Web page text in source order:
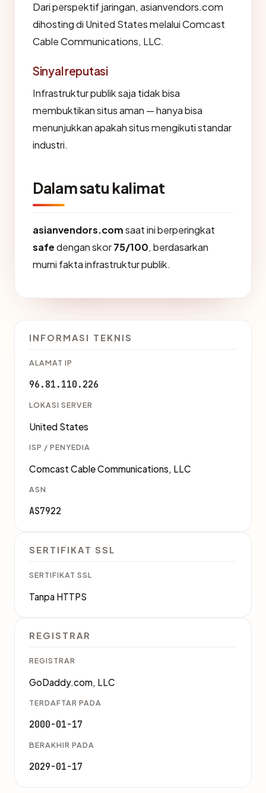
Dari perspektif jaringan, asianvendors.com
dihosting di United States melalui Comcast
Cable Communications, LLC.
Sinyal reputasi
Infrastruktur publik saja tidak bisa
membuktikan situs aman — hanya bisa
menunjukkan apakah situs mengikuti standar
industri.
Dalam satu kalimat
asianvendors.comsaat ini berperingkat
safedengan skor75/100, berdasarkan
murni fakta infrastruktur publik.
INFORMASI TEKNIS
ALAMAT IP
96.81.110.226
LOKASI SERVER
United States
ISP / PENYEDIA
Comcast Cable Communications, LLC
ASN
AS7922
SERTIFIKAT SSL
SERTIFIKAT SSL
Tanpa HTTPS
REGISTRAR
REGISTRAR
GoDaddy.com, LLC
TERDAFTAR PADA
2000-01-17
BERAKHIR PADA
2029-01-17